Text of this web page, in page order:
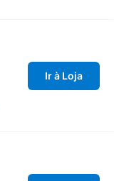
Ir à Loja